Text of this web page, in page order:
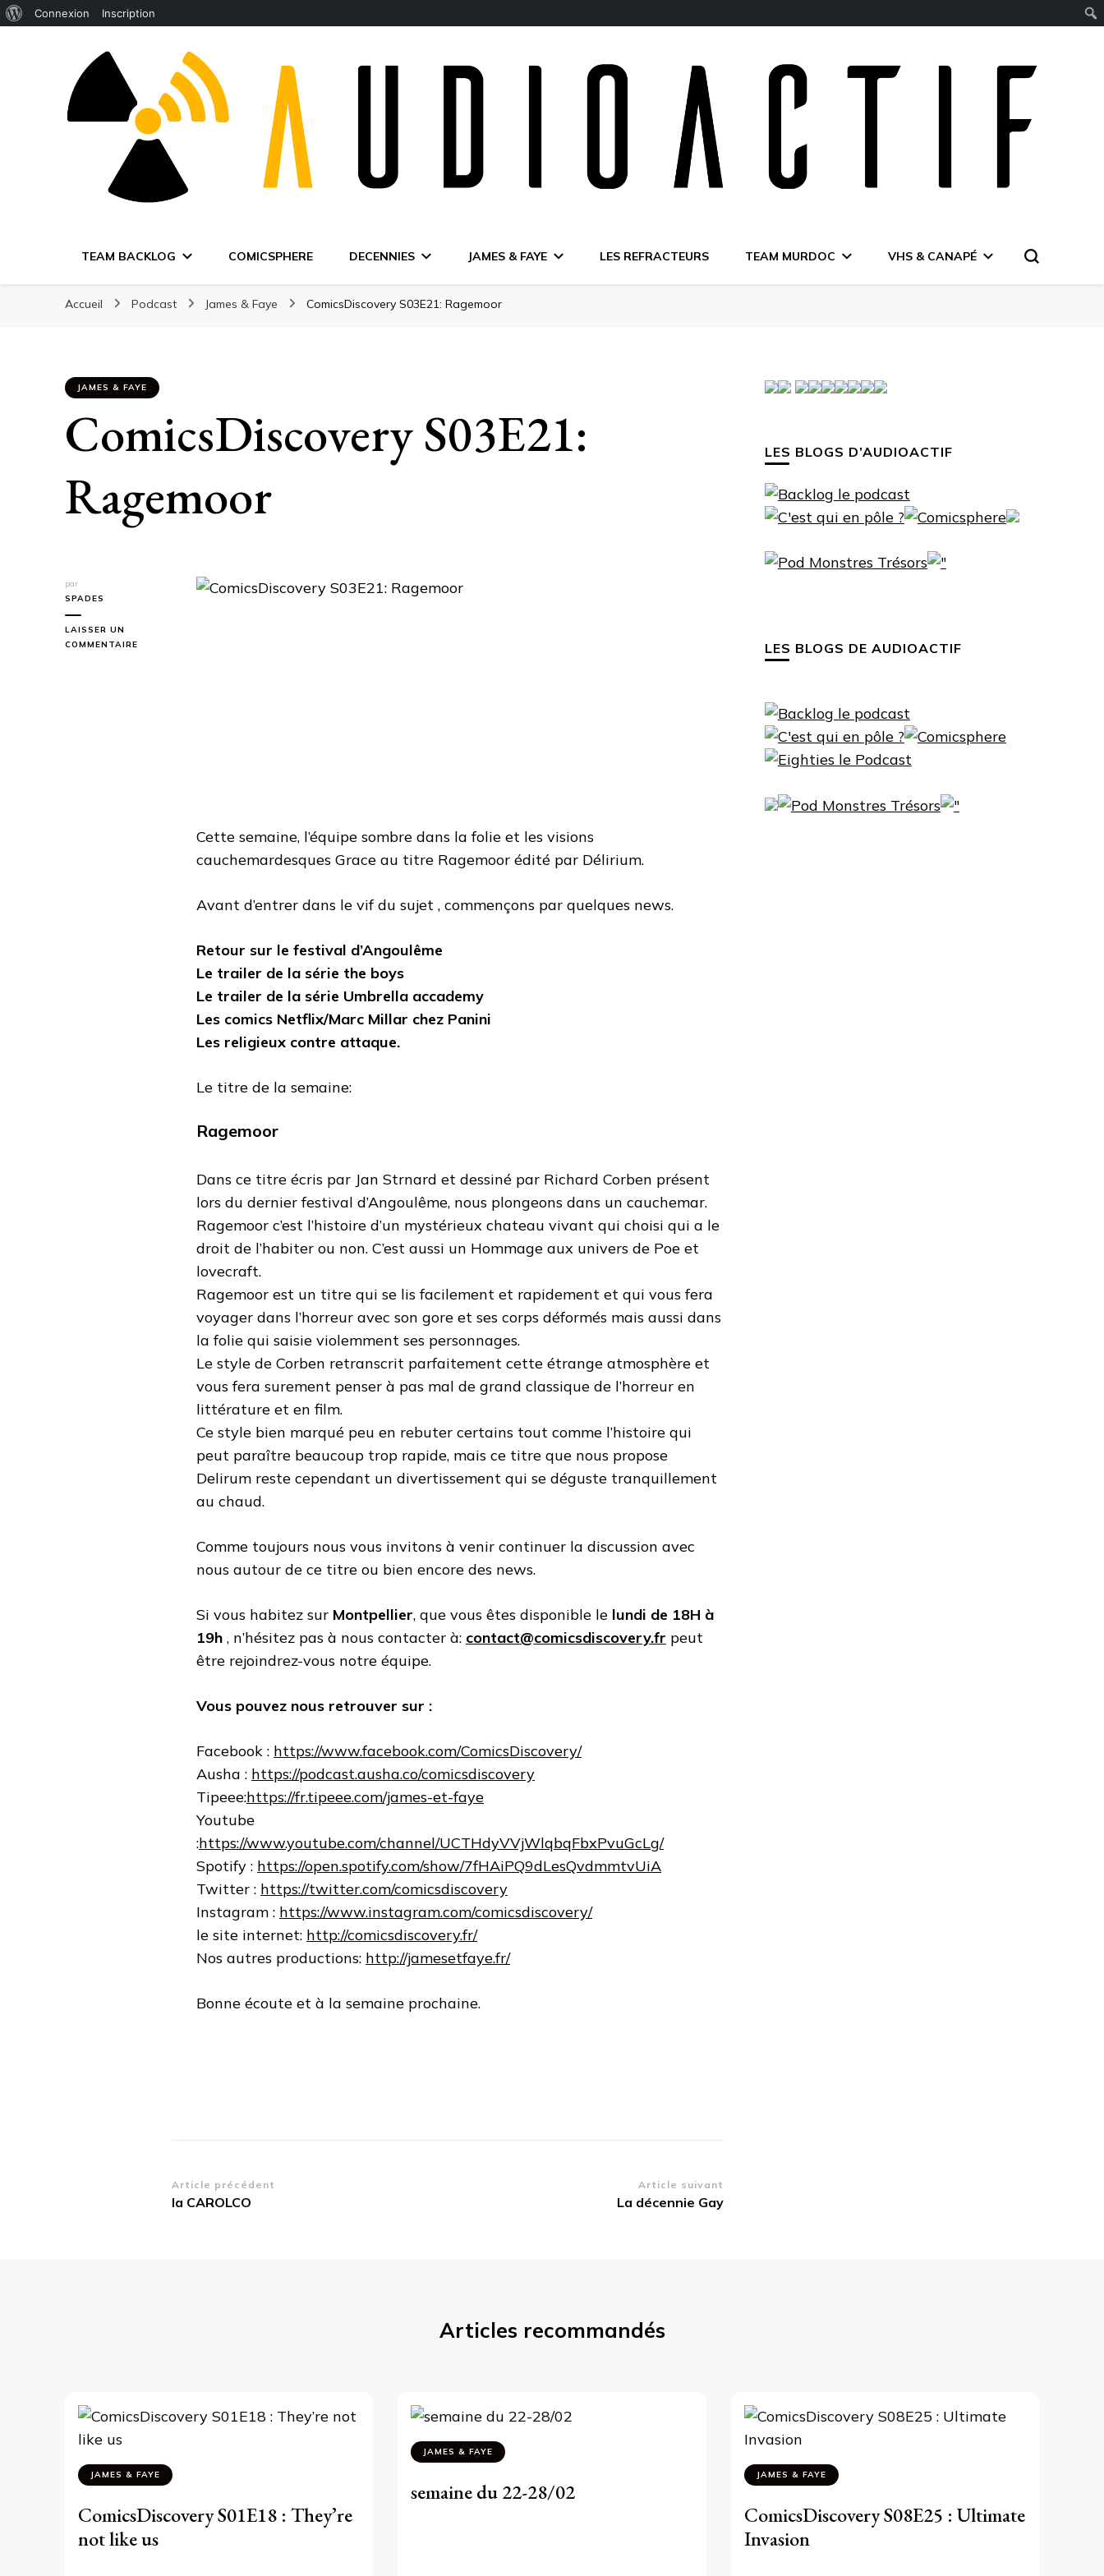
WordPress
Connexion Inscription
TEAM BACKLOG COMICSPHERE DECENNIES JAMES & FAYE LES REFRACTEURS TEAM MURDOC VHS & CANAPÉ
Accueil Podcast James & Faye ComicsDiscovery S03E21: Ragemoor
JAMES & FAYE
ComicsDiscovery S03E21:
Ragemoor
par
SPADES
LAISSER UN
COMMENTAIRE
Cette semaine, l’équipe sombre dans la folie et les visions
cauchemardesques Grace au titre Ragemoor édité par Délirium.
Avant d’entrer dans le vif du sujet , commençons par quelques news.
Retour sur le festival d’Angoulême
Le trailer de la série the boys
Le trailer de la série Umbrella accademy
Les comics Netflix/Marc Millar chez Panini
Les religieux contre attaque.
Le titre de la semaine:
Ragemoor
Dans ce titre écris par Jan Strnard et dessiné par Richard Corben présent
lors du dernier festival d’Angoulême, nous plongeons dans un cauchemar.
Ragemoor c’est l’histoire d’un mystérieux chateau vivant qui choisi qui a le
droit de l’habiter ou non. C’est aussi un Hommage aux univers de Poe et
lovecraft.
Ragemoor est un titre qui se lis facilement et rapidement et qui vous fera
voyager dans l’horreur avec son gore et ses corps déformés mais aussi dans
la folie qui saisie violemment ses personnages.
Le style de Corben retranscrit parfaitement cette étrange atmosphère et
vous fera surement penser à pas mal de grand classique de l’horreur en
littérature et en film.
Ce style bien marqué peu en rebuter certains tout comme l’histoire qui
peut paraître beaucoup trop rapide, mais ce titre que nous propose
Delirum reste cependant un divertissement qui se déguste tranquillement
au chaud.
Comme toujours nous vous invitons à venir continuer la discussion avec
nous autour de ce titre ou bien encore des news.
Si vous habitez sur Montpellier, que vous êtes disponible le lundi de 18H à
19h , n’hésitez pas à nous contacter à: contact@comicsdiscovery.fr peut
être rejoindrez-vous notre équipe.
Vous pouvez nous retrouver sur :
Facebook : https://www.facebook.com/ComicsDiscovery/
Ausha : https://podcast.ausha.co/comicsdiscovery
Tipeee:https://fr.tipeee.com/james-et-faye
Youtube
:https://www.youtube.com/channel/UCTHdyVVjWlqbqFbxPvuGcLg/
Spotify : https://open.spotify.com/show/7fHAiPQ9dLesQvdmmtvUiA
Twitter : https://twitter.com/comicsdiscovery
Instagram : https://www.instagram.com/comicsdiscovery/
le site internet: http://comicsdiscovery.fr/
Nos autres productions: http://jamesetfaye.fr/
Bonne écoute et à la semaine prochaine.
Navigation
d’article
Article précédent
la CAROLCO
Article suivant
La décennie Gay
LES BLOGS D’AUDIOACTIF
LES BLOGS DE AUDIOACTIF
Articles recommandés
JAMES & FAYE
ComicsDiscovery S01E18 : They’re
not like us
JAMES & FAYE
semaine du 22-28/02
JAMES & FAYE
ComicsDiscovery S08E25 : Ultimate
Invasion